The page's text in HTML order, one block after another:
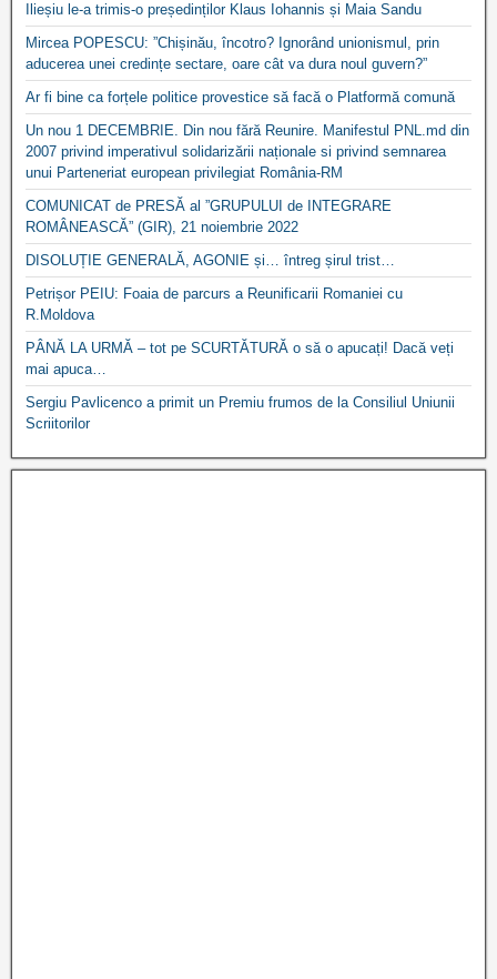
Ilieșiu le-a trimis-o președinților Klaus Iohannis și Maia Sandu
Mircea POPESCU: ”Chișinău, încotro? Ignorând unionismul, prin
aducerea unei credințe sectare, oare cât va dura noul guvern?”
Ar fi bine ca forțele politice provestice să facă o Platformă comună
Un nou 1 DECEMBRIE. Din nou fără Reunire. Manifestul PNL.md din
2007 privind imperativul solidarizării naționale si privind semnarea
unui Parteneriat european privilegiat România-RM
COMUNICAT de PRESĂ al ”GRUPULUI de INTEGRARE
ROMÂNEASCĂ” (GIR), 21 noiembrie 2022
DISOLUȚIE GENERALĂ, AGONIE și… întreg șirul trist…
Petrișor PEIU: Foaia de parcurs a Reunificarii Romaniei cu
R.Moldova
PÂNĂ LA URMĂ – tot pe SCURTĂTURĂ o să o apucați! Dacă veți
mai apuca…
Sergiu Pavlicenco a primit un Premiu frumos de la Consiliul Uniunii
Scriitorilor